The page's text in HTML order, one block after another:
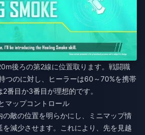
後ろの第2線に位置取ります。戦闘職
つのに対し、ヒーラーは60～70%を携帯
番目か3番目が理想的です。
マップコントロール
敵の位置を明らかにし、ミニマップ情
減少させます。これにより、先を見越